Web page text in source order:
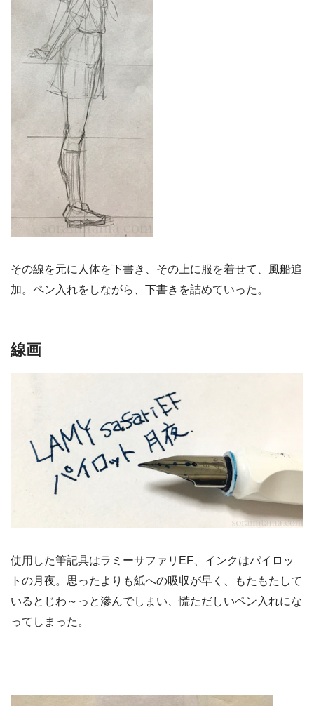
その線を元に人体を下書き、その上に服を着せて、風船追
加。ペン入れをしながら、下書きを詰めていった。
線画
使用した筆記具はラミーサファリEF、インクはパイロッ
トの月夜。思ったよりも紙への吸収が早く、もたもたして
いるとじわ～っと滲んでしまい、慌ただしいペン入れにな
ってしまった。